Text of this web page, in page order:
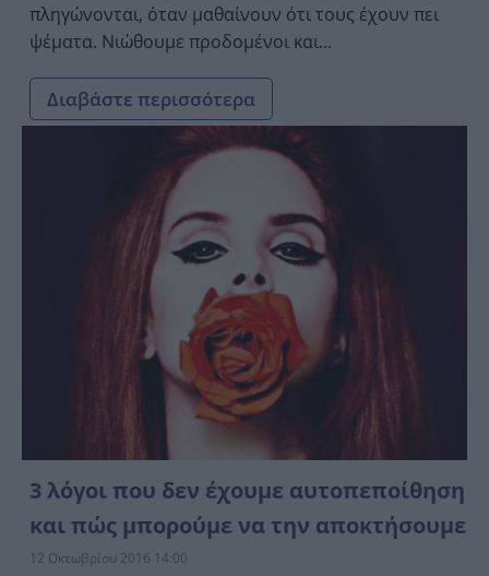
πληγώνονται, όταν μαθαίνουν ότι τους έχουν πει
ψέματα. Νιώθουμε προδομένοι και...
Διαβάστε περισσότερα
3 λόγοι που δεν έχουμε αυτοπεποίθηση
και πώς μπορούμε να την αποκτήσουμε
12 Οκτωβρίου 2016 14:00